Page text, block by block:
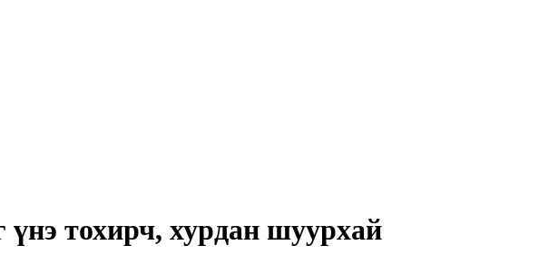
тохирч, хурдан шуурхай